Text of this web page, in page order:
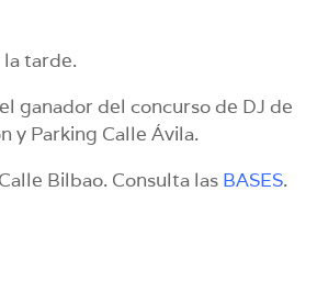
la tarde.
ganador del concurso de DJ de
y Parking Calle Ávila.
Bilbao. Consulta las BASES.